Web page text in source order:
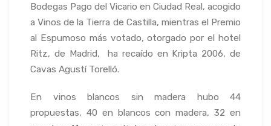
Bodegas Pago del Vicario en Ciudad Real, acogido
a Vinos de la Tierra de Castilla, mientras el Premio
al Espumoso más votado, otorgado por el hotel
Ritz, de Madrid, ha recaído en Kripta 2006, de
Cavas Agustí Torelló.
En vinos blancos sin madera hubo 44
propuestas, 40 en blancos con madera, 32 en